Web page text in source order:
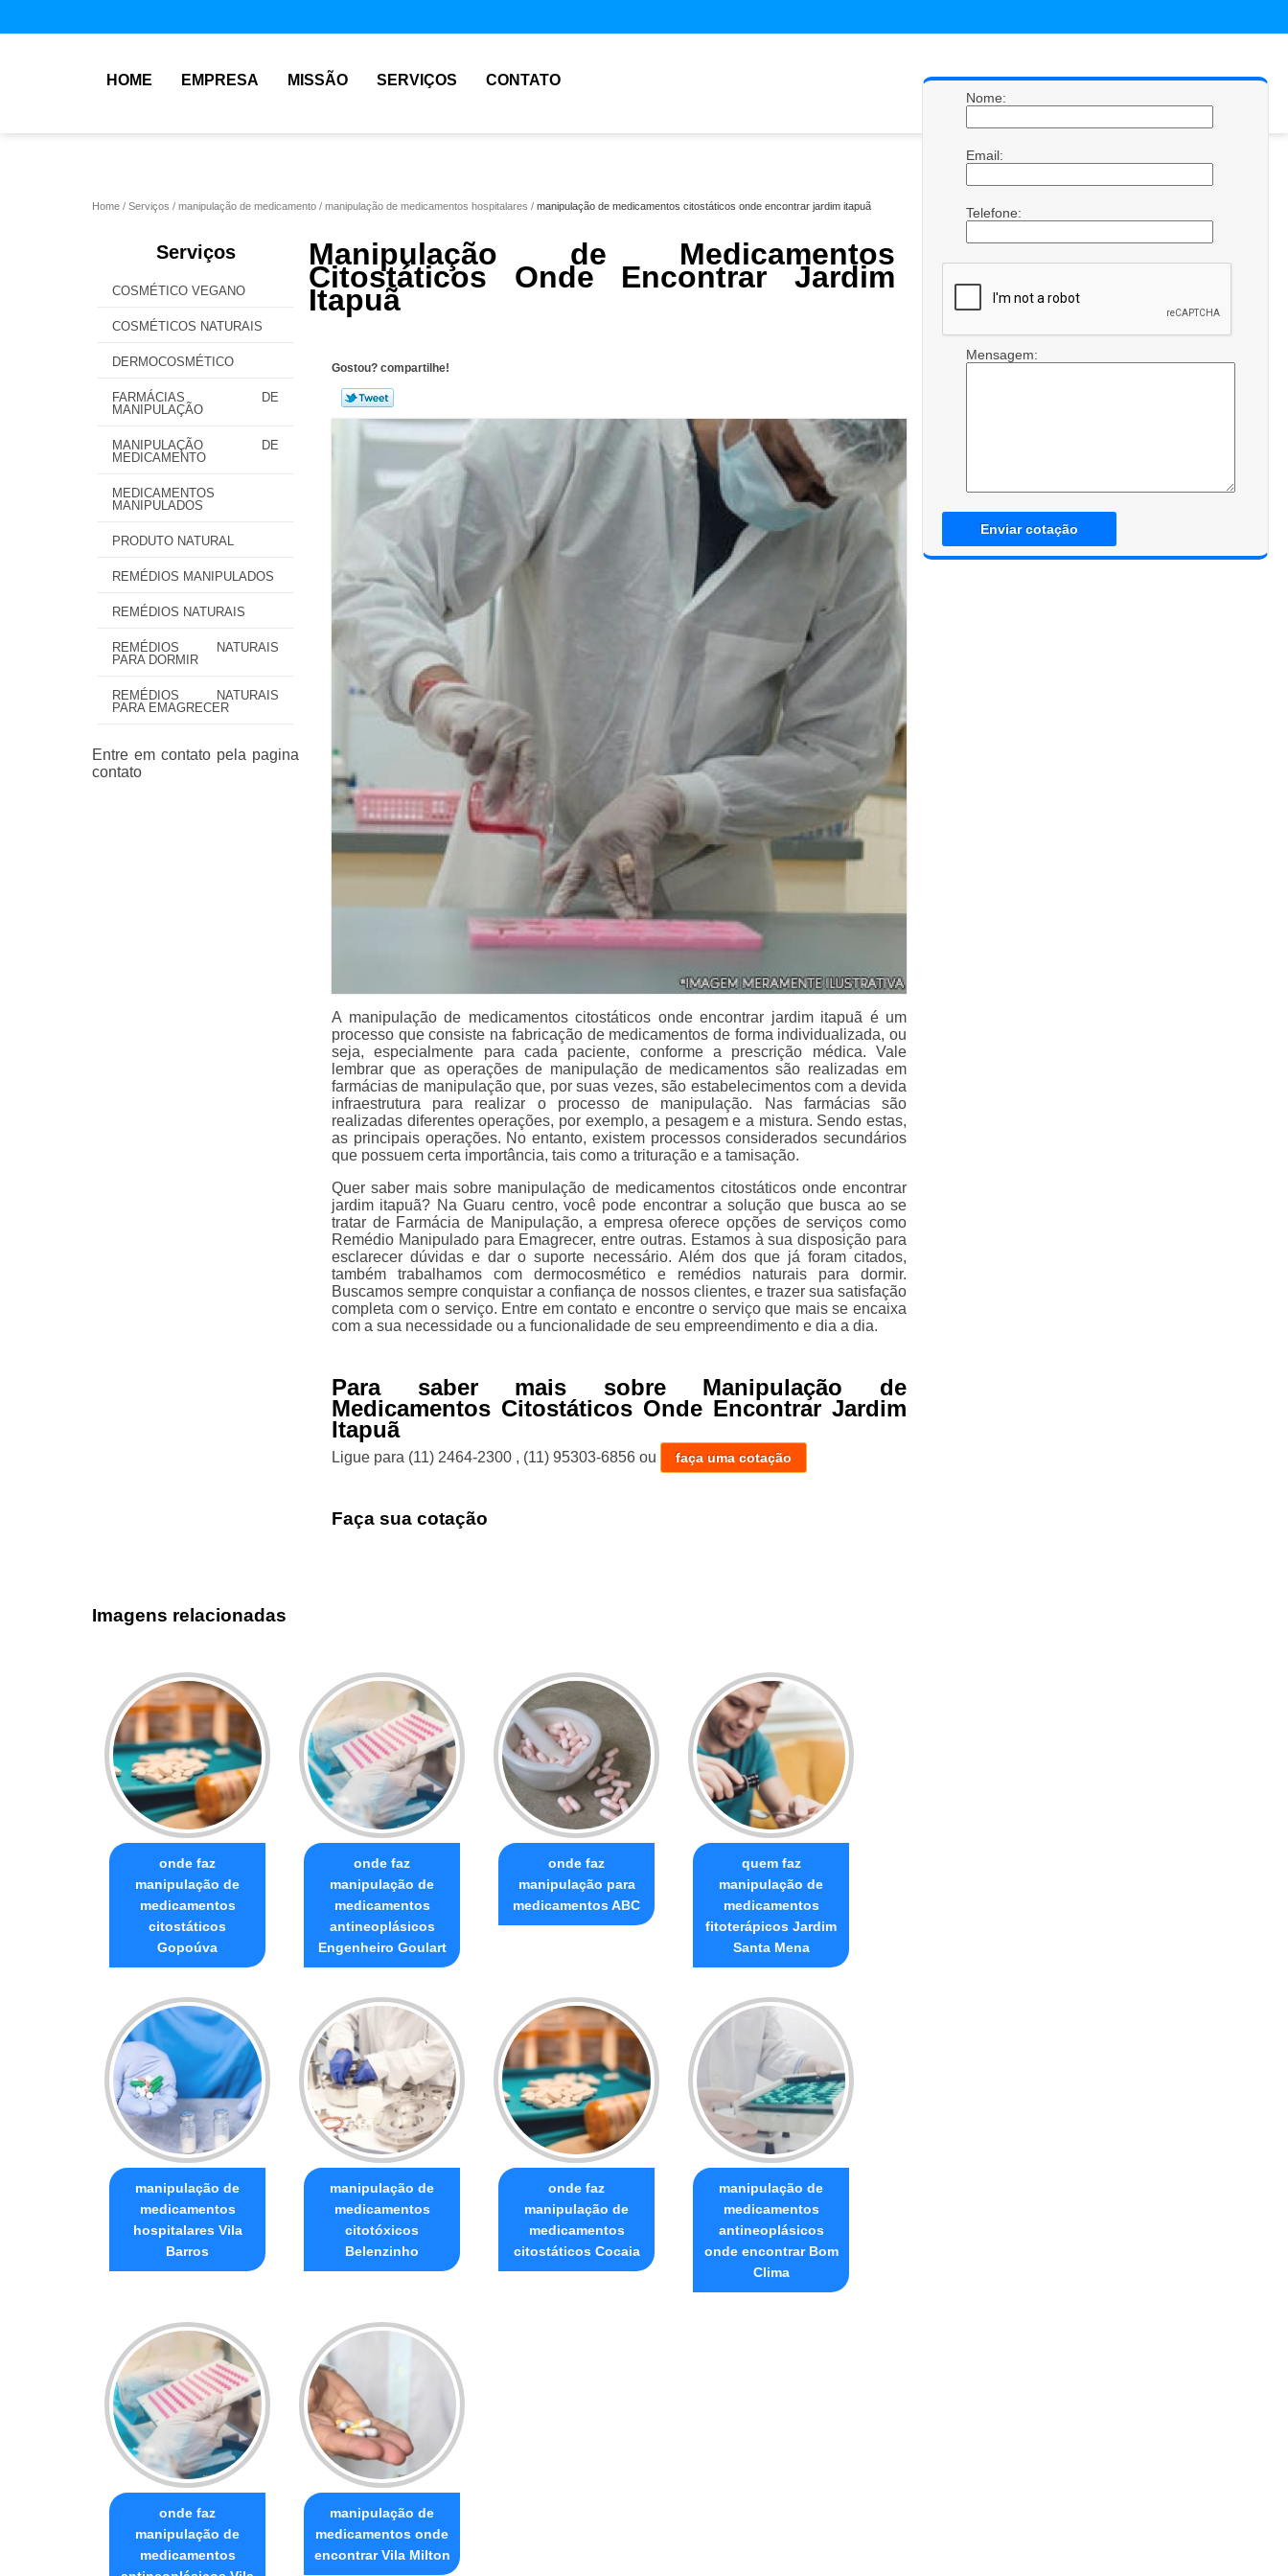
HOME EMPRESA MISSÃO SERVIÇOS CONTATO
Home Serviços manipulação de medicamento manipulação de medicamentos hospitalares manipulação de medicamentos citostáticos onde encontrar jardim itapuã
Serviços
COSMÉTICO VEGANO
COSMÉTICOS NATURAIS
DERMOCOSMÉTICO
FARMÁCIAS DE
MANIPULAÇÃO
MANIPULAÇÃO DE
MEDICAMENTO
MEDICAMENTOS
MANIPULADOS
PRODUTO NATURAL
REMÉDIOS MANIPULADOS
REMÉDIOS NATURAIS
REMÉDIOS NATURAIS
PARA DORMIR
REMÉDIOS NATURAIS
PARA EMAGRECER
Manipulação de Medicamentos
Citostáticos Onde Encontrar Jardim
Itapuã
Gostou? compartilhe!
A manipulação de medicamentos citostáticos onde encontrar jardim itapuã é um
processo que consiste na fabricação de medicamentos de forma individualizada, ou
seja, especialmente para cada paciente, conforme a prescrição médica. Vale
lembrar que as operações de manipulação de medicamentos são realizadas em
farmácias de manipulação que, por suas vezes, são estabelecimentos com a devida
infraestrutura para realizar o processo de manipulação. Nas farmácias são
realizadas diferentes operações, por exemplo, a pesagem e a mistura. Sendo estas,
as principais operações. No entanto, existem processos considerados secundários
que possuem certa importância, tais como a trituração e a tamisação.
Quer saber mais sobre manipulação de medicamentos citostáticos onde encontrar
jardim itapuã? Na Guaru centro, você pode encontrar a solução que busca ao se
tratar de Farmácia de Manipulação, a empresa oferece opções de serviços como
Remédio Manipulado para Emagrecer, entre outras. Estamos à sua disposição para
esclarecer dúvidas e dar o suporte necessário. Além dos que já foram citados,
também trabalhamos com dermocosmético e remédios naturais para dormir.
Buscamos sempre conquistar a confiança de nossos clientes, e trazer sua satisfação
completa com o serviço. Entre em contato e encontre o serviço que mais se encaixa
com a sua necessidade ou a funcionalidade de seu empreendimento e dia a dia.
Para saber mais sobre Manipulação de
Medicamentos Citostáticos Onde Encontrar Jardim
Itapuã
Ligue para (11) 2464-2300 , (11) 95303-6856 ou faça uma cotação
Faça sua cotação
Nome:
Email:
Telefone:
Mensagem:
Enviar cotação
Imagens relacionadas
onde faz
manipulação de
medicamentos
citostáticos
Gopoúva
onde faz
manipulação de
medicamentos
antineoplásicos
Engenheiro Goulart
onde faz
manipulação para
medicamentos ABC
quem faz
manipulação de
medicamentos
fitoterápicos Jardim
Santa Mena
manipulação de
medicamentos
hospitalares Vila
Barros
manipulação de
medicamentos
citotóxicos
Belenzinho
onde faz
manipulação de
medicamentos
citostáticos Cocaia
manipulação de
medicamentos
antineoplásicos
onde encontrar Bom
Clima
onde faz
manipulação de
medicamentos
manipulação de
medicamentos onde
encontrar Vila Milton